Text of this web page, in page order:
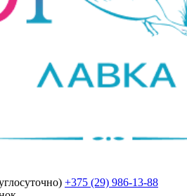
+375 (29) 986-13-88